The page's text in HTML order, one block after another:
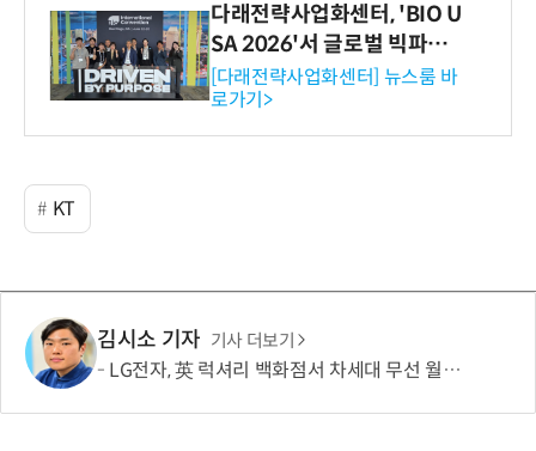
다래전략사업화센터, 'BIO U
SA 2026'서 글로벌 빅파마
와의 비즈니스 미팅 지원…K
-바이오 해외 진출 교두보 확
보
[다래전략사업화센터] 뉴스룸 바
로가기>
KT
김시소 기자 기사 더보기
LG전자, 英 럭셔리 백화점서 차세대 무선 월페이퍼 TV 선보인다